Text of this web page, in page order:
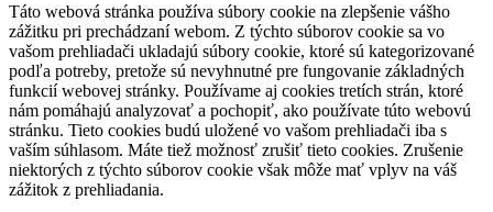
Táto webová stránka používa súbory cookie na zlepšenie vášho
zážitku pri prechádzaní webom. Z týchto súborov cookie sa vo
vašom prehliadači ukladajú súbory cookie, ktoré sú kategorizované
podľa potreby, pretože sú nevyhnutné pre fungovanie základných
funkcií webovej stránky. Používame aj cookies tretích strán, ktoré
nám pomáhajú analyzovať a pochopiť, ako používate túto webovú
stránku. Tieto cookies budú uložené vo vašom prehliadači iba s
vaším súhlasom. Máte tiež možnosť zrušiť tieto cookies. Zrušenie
niektorých z týchto súborov cookie však môže mať vplyv na váš
zážitok z prehliadania.